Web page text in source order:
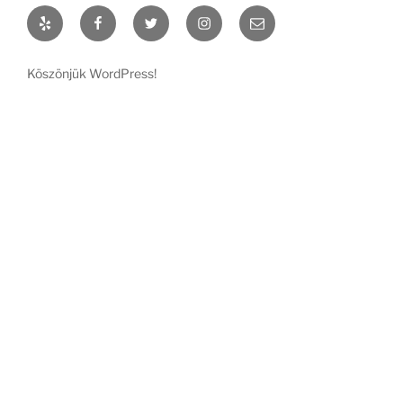
Yelp FacebookTwitter InstagramEmail
Köszönjük WordPress!